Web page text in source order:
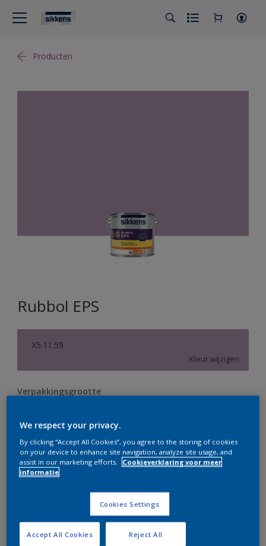
Producten
Rubbol EPS
X5.11.59
Kleur wijzigen
Verpakkingsgrootte
Aantal Verfcalculator
Bereken
Op dit moment is het niet mogelijk dit product online
te bestellen. Bezoek je dichtstbijzijnde winkel of klik op
de knop hieronder.
We respect your privacy.
By clicking “Accept All Cookies”, you agree to the storing of cookies
on your device to enhance site navigation, analyze site usage, and
assist in our marketing efforts.
Cookieverklaring voor meer
informatie
Cookies Settings
Reject All
Accept All Cookies